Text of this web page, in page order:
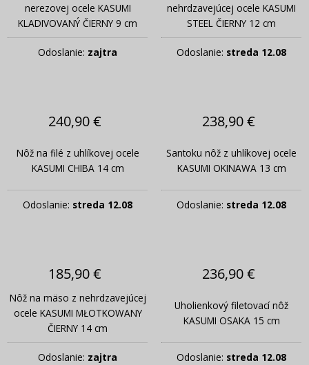
nerezovej ocele KASUMI
KLADIVOVANÝ ČIERNY 9 cm
Odoslanie: zajtra
nehrdzavejúcej ocele KASUMI
STEEL ČIERNY 12 cm
Odoslanie: streda 12.08
240,90 €
Nôž na filé z uhlíkovej ocele
KASUMI CHIBA 14 cm
Odoslanie: streda 12.08
238,90 €
Santoku nôž z uhlíkovej ocele
KASUMI OKINAWA 13 cm
Odoslanie: streda 12.08
185,90 €
Nôž na mäso z nehrdzavejúcej
ocele KASUMI MŁOTKOWANY
ČIERNY 14 cm
Odoslanie: zajtra
236,90 €
Uholienkový filetovací nôž
KASUMI OSAKA 15 cm
Odoslanie: streda 12.08